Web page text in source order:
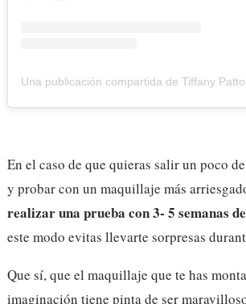
En el caso de que quieras salir un poco
y probar con un maquillaje más
realizar una prueba con 3- 5 semanas
este modo evitas llevarte sorpresas
Que sí, que el maquillaje que te has
imaginación tiene pinta de ser